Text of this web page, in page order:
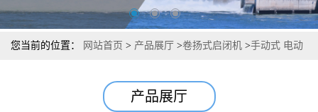
您当前的位置： 网站首页 > 产品展厅 >卷扬式启闭机 >手动式 电动
产品展厅